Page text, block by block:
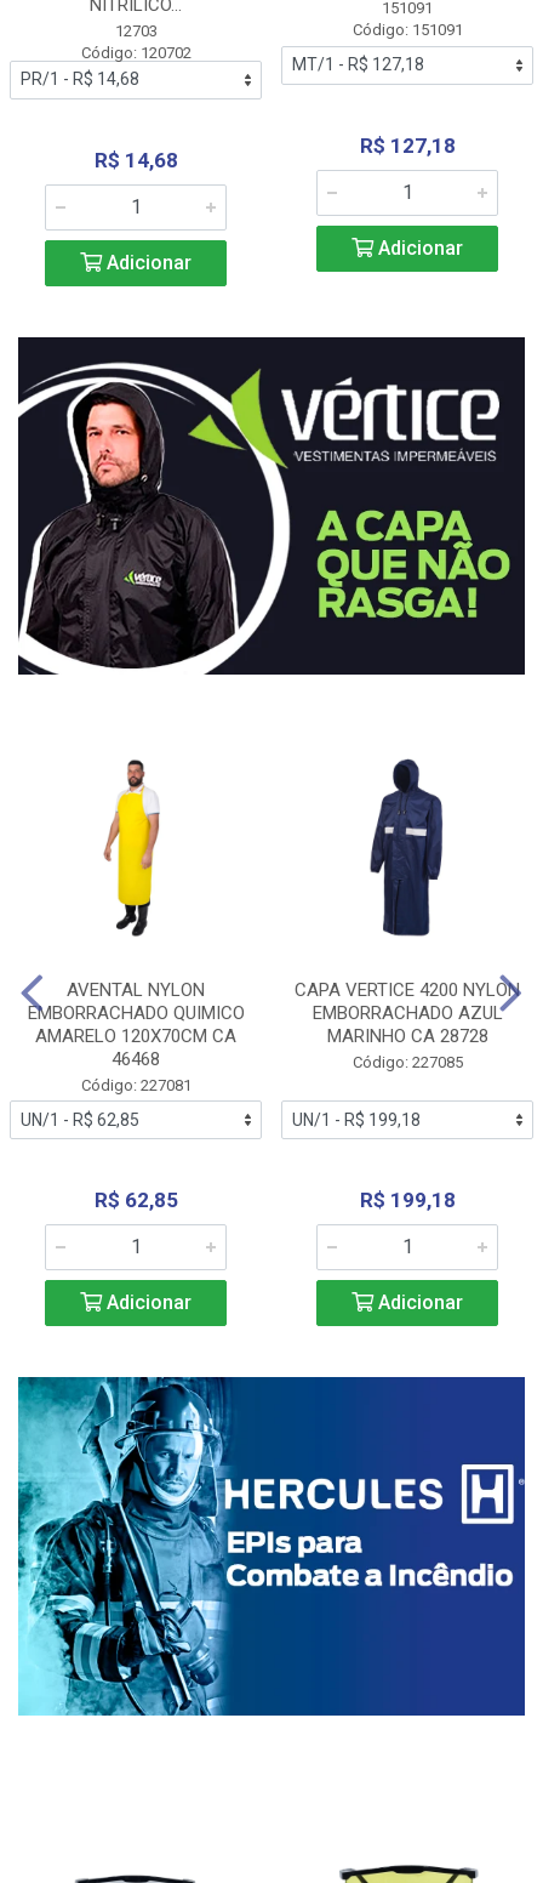
NITRÍLICO...
12703
Código: 120702
R$ 14,68
Adicionar
151091
Código: 151091
R$ 127,18
Adicionar
AVENTAL NYLON
EMBORRACHADO QUIMICO
AMARELO 120X70CM CA
46468
Código: 227081
R$ 62,85
Adicionar
CAPA VERTICE 4200 NYLON
EMBORRACHADO AZUL
MARINHO CA 28728
Código: 227085
R$ 199,18
Adicionar